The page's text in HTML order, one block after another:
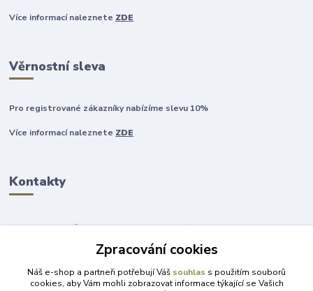
Více informací naleznete ZDE
Věrnostní sleva
Pro registrované zákazníky nabízíme slevu 10%
Více informací naleznete ZDE
Kontakty
+420 777 315 999
Zpracování cookies
Náš e-shop a partneři potřebují Váš souhlas s použitím souborů
cookies, aby Vám mohli zobrazovat informace týkající se Vašich